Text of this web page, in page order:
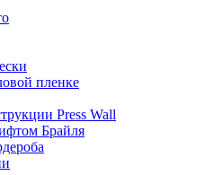
пленке
Press Wall
Брайля